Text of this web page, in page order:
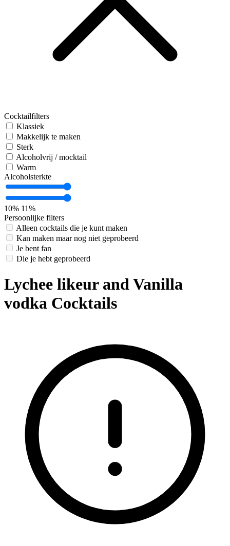
Cocktailfilters
Klassiek
Makkelijk te maken
Sterk
Alcoholvrij / mocktail
Warm
Alcoholsterkte
10% 11%
Persoonlijke filters
Alleen cocktails die je kunt maken
Kan maken maar nog niet geprobeerd
Je bent fan
Die je hebt geprobeerd
Lychee likeur and Vanilla
vodka Cocktails